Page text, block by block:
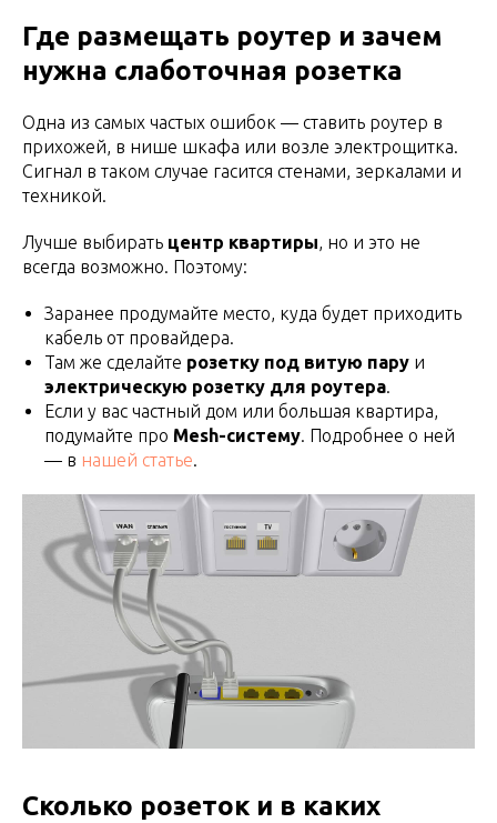
Где размещать роутер и зачем
нужна слаботочная розетка
Одна из самых частых ошибок — ставить роутер в
прихожей, в нише шкафа или возле электрощитка.
Сигнал в таком случае гасится стенами, зеркалами и
техникой.
Лучше выбирать центр квартиры, но и это не
всегда возможно. Поэтому:
Заранее продумайте место, куда будет приходить
кабель от провайдера.
Там же сделайте розетку под витую пару и
электрическую розетку для роутера.
Если у вас частный дом или большая квартира,
подумайте про Mesh-систему. Подробнее о ней
— в нашей статье.
Сколько розеток и в каких